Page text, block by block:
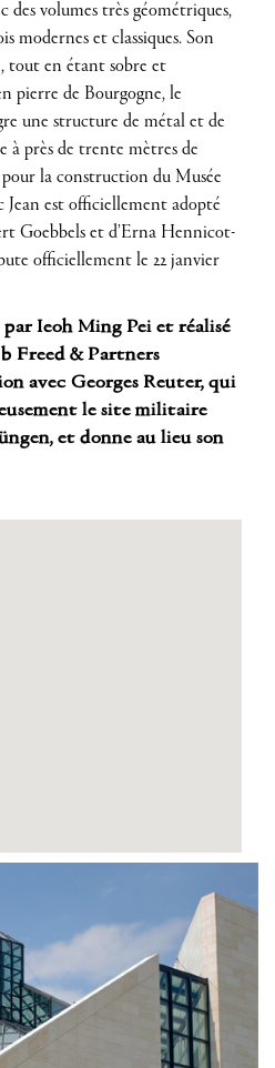
des volumes très géométriques,
modernes et classiques. Son
tout en étant sobre et
pierre de Bourgogne, le
une structure de métal et de
à près de trente mètres de
la construction du Musée
est officiellement adopté
Goebbels et d’Erna Hennicot-
officiellement le 22 janvier
Ieoh Ming Pei et réalisé
Freed & Partners
avec Georges Reuter, qui
le site militaire
et donne au lieu son